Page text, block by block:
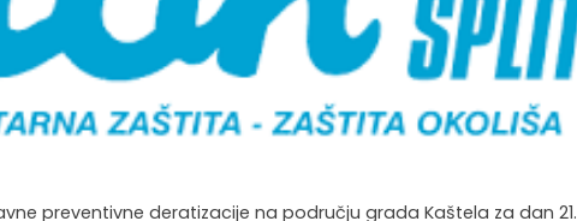
preventivne deratizacije na području grada Kaštela za dan 21.